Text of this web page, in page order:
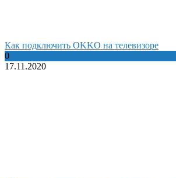
Как подключить OKKO на телевизоре
0
17.11.2020